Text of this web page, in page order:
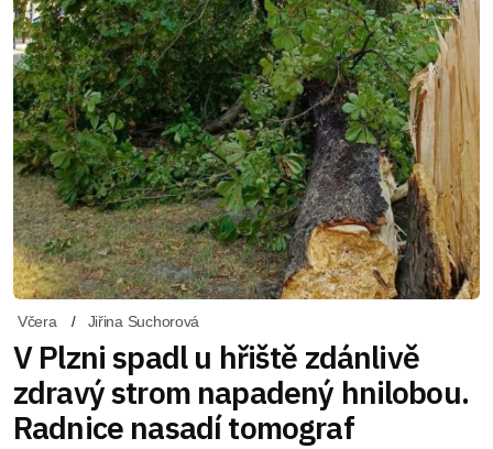
Včera Jiřina Suchorová
V Plzni spadl u hřiště zdánlivě
zdravý strom napadený hnilobou.
Radnice nasadí tomograf